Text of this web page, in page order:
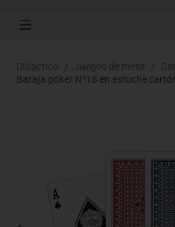
Didáctico / Juegos de mesa /
Baraja póker Nº18 en estuche